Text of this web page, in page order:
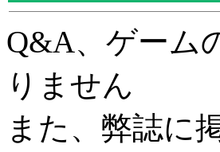
Q&A、ゲーム
りません
また、弊誌に